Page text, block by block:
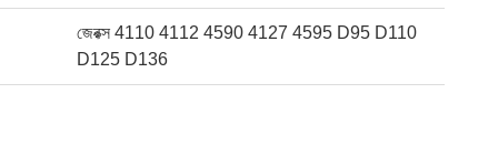
জেরক্স 4110 4112 4590 4127 4595 D95 D110
D125 D136